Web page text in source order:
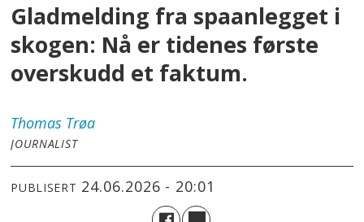
Gladmelding fra spaanlegget i
skogen: Nå er tidenes første
overskudd et faktum.
Thomas Trøa
JOURNALIST
PUBLISERT 24.06.2026 - 20:01